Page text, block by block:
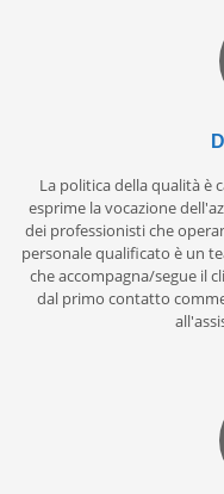
La politica della qualità è
esprime la vocazione
dei professionisti che
personale qualificato è un
che accompagna/segue il
dal primo contatto